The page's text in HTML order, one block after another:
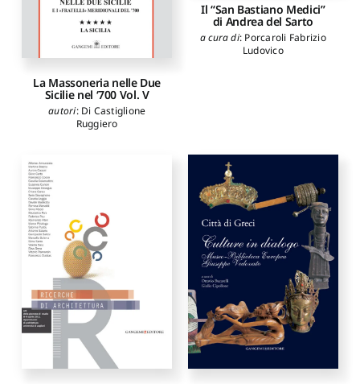
La Massoneria nelle Due
Sicilie nel ‘700 Vol. V
autori: Di Castiglione
Ruggiero
Il “San Bastiano Medici”
di Andrea del Sarto
a cura di: Porcaroli Fabrizio
Ludovico